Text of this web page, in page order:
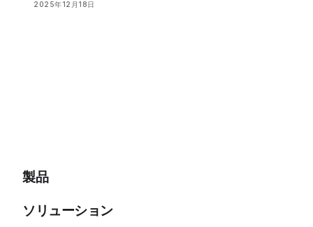
を獲得
2025年12月18日
製品
ソリューション